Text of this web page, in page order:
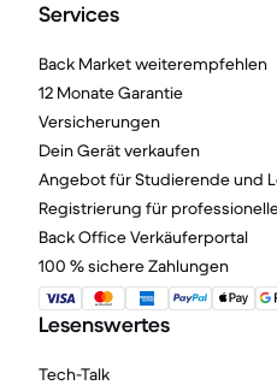
Services
Back Market weiterempfehlen
12 Monate Garantie
Versicherungen
Dein Gerät verkaufen
Angebot für Studierende und
Registrierung für
Back Office Verkäuferportal
100 % sichere Zahlungen
Lesenswertes
Tech-Talk